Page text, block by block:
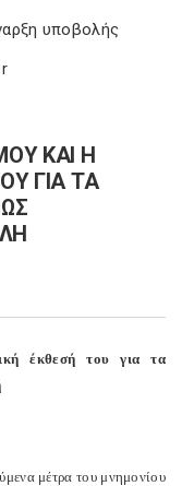
υποβολής
ΚΑΙ Η
ΓΙΑ ΤΑ
έκθεσή του για τα
μέτρα του μνημονίου